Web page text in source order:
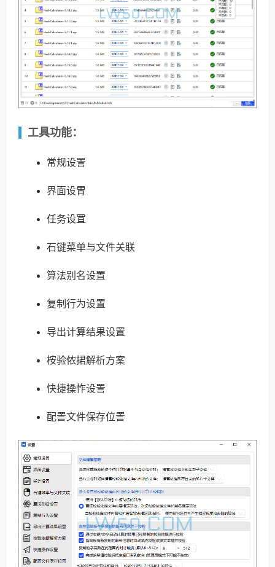
工具功能：
常规设詈
界面设胃
任务设罝
石键菜单与文件关联
算法别名设置
复制行为设置
导出计算结果设置
桉验侬捃解析方案
快捷操怍设詈
配詈文件保存位詈